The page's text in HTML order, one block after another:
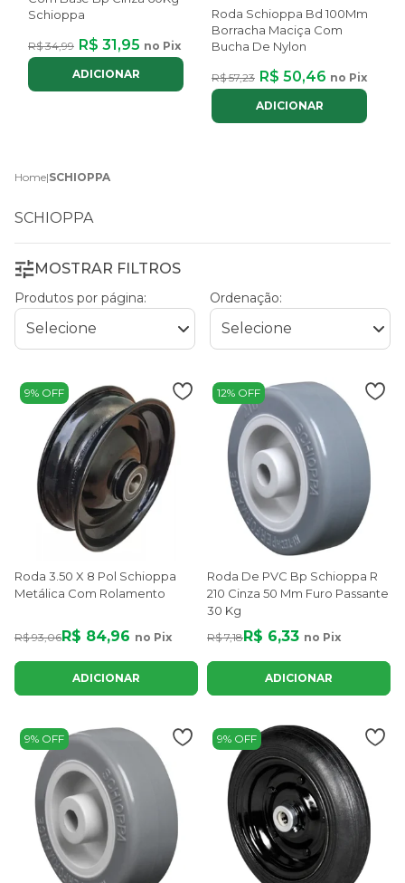
Schioppa
R$ 34,99 R$ 31,95 no Pix
ADICIONAR
Roda Schioppa Bd 100Mm
Borracha Maciça Com
Bucha De Nylon
R$ 57,23 R$ 50,46 no Pix
ADICIONAR
Home|SCHIOPPA
SCHIOPPA
MOSTRAR FILTROS
Produtos por página: Ordenação:
9% OFF
Roda 3.50 X 8 Pol Schioppa
Metálica Com Rolamento
R$ 93,06R$ 84,96 no Pix
ADICIONAR
12% OFF
Roda De PVC Bp Schioppa R
210 Cinza 50 Mm Furo Passante
30 Kg
R$ 7,18R$ 6,33 no Pix
ADICIONAR
9% OFF 9% OFF